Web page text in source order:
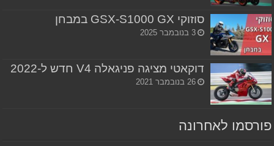
סוזוקי GSX-S1000 GX במבחן
3 בנובמבר 2025
דוקאטי מציגה פניגאלה V4 חדש ל-2022
26 בנובמבר 2021
פורסמו לאחרונה